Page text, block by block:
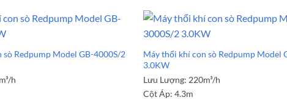
Redpump Model GB-4000S/2
h
Máy thổi khí con sò Redpump Model
3.0KW
Lưu Lượng: 220m³/h
Cột Áp: 4.3m